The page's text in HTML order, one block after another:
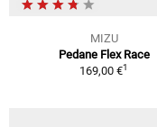
MIZU
Pedane Flex Race
169,00 €1